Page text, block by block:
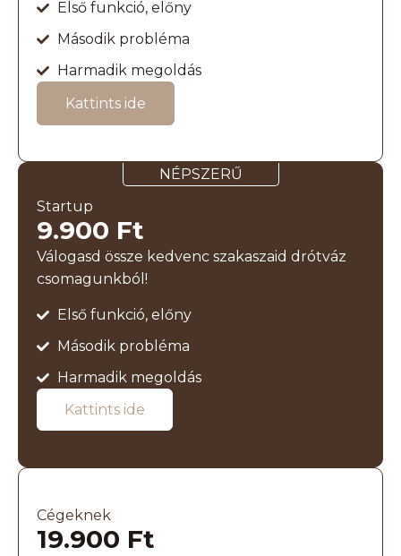
Első funkció, előny
Második probléma
Harmadik megoldás
Kattints ide
NÉPSZERŰ
Startup
9.900 Ft
Válogasd össze kedvenc szakaszaid drótváz
csomagunkból!
Első funkció, előny
Második probléma
Harmadik megoldás
Kattints ide
Cégeknek
19.900 Ft